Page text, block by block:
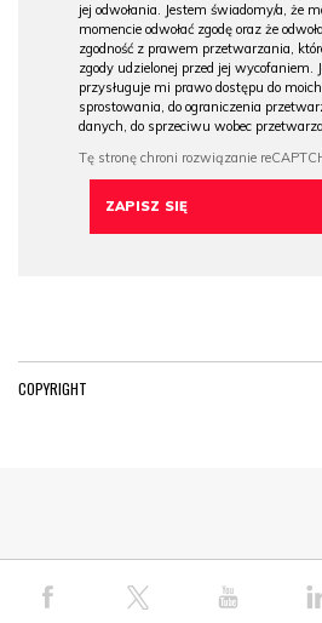
jej odwołania. Jestem świadomy/a, że
momencie odwołać zgodę oraz że
zgodność z prawem przetwarzania,
zgody udzielonej przed jej wycofaniem.
przysługuje mi prawo dostępu do
sprostowania, do ograniczenia
danych, do sprzeciwu wobec
COPYRIGHT
© COPYRIGHT PAP 2026